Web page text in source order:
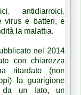
antidiarroici,
virus e batteri, e
la malattia.
nel 2014
con chiarezza
ritardato (non
la guarigione
da un lato, un